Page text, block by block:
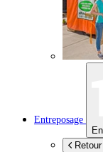
Entreposage